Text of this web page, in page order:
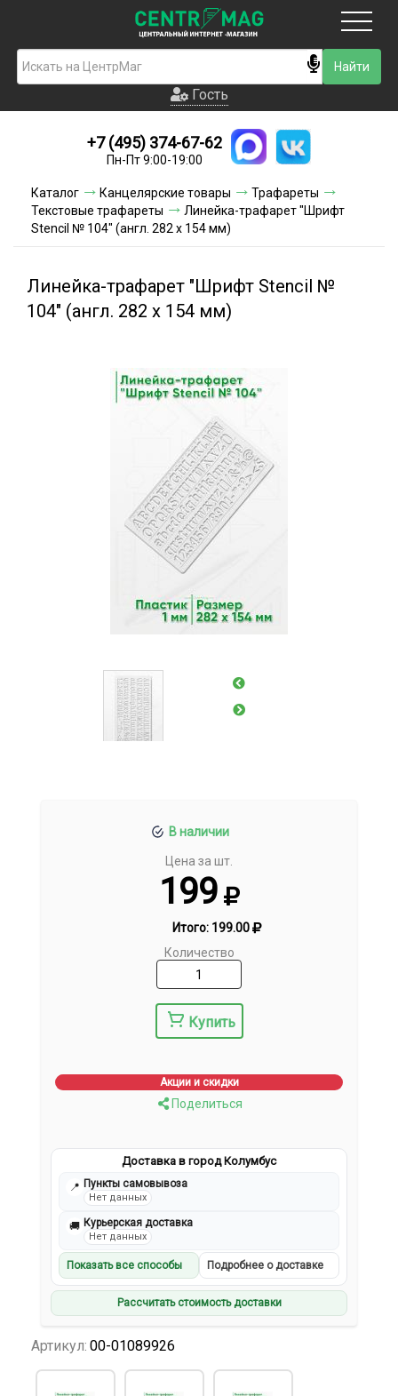
Гость
Новинки
Условия доставки
Условия оплаты
Акции и скидки
Гость
+7 (495) 374-67-62
Пн-Пт 9:00-19:00
Каталог Канцелярские товары
Трафареты
Текстовые трафареты
Линейка-трафарет "Шрифт
Stencil № 104" (англ. 282 х 154 мм)
Линейка-трафарет "Шрифт Stencil №
104" (англ. 282 х 154 мм)
В наличии
Цена за шт.
199
Итого: 199.00
Количество
Купить
Акции и скидки
Поделиться
Доставка в город Колумбус
📍 Пункты самовывоза
Нет данных
🚚 Курьерская доставка
Нет данных
Показать все способы Подробнее о доставке
Рассчитать стоимость доставки
Артикул: 00-01089926